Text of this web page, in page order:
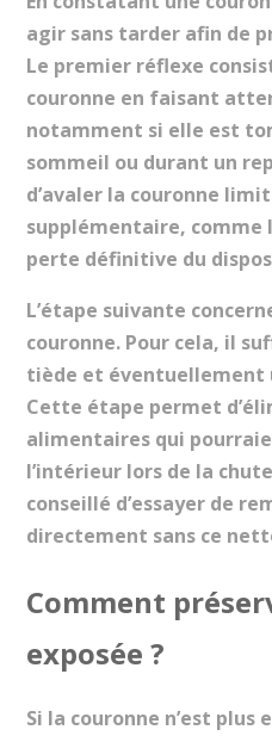
agir sans tarder afin de
Le premier réflexe
couronne en faisant
notamment si elle est
sommeil ou durant un
d’avaler la couronne
supplémentaire, comme
perte définitive du
L’étape suivante
couronne. Pour cela, il
tiède et éventuellement
Cette étape permet
alimentaires qui
l’intérieur lors de la
conseillé d’essayer de
directement sans ce
Comment
exposée ?
Si la couronne n’est plus